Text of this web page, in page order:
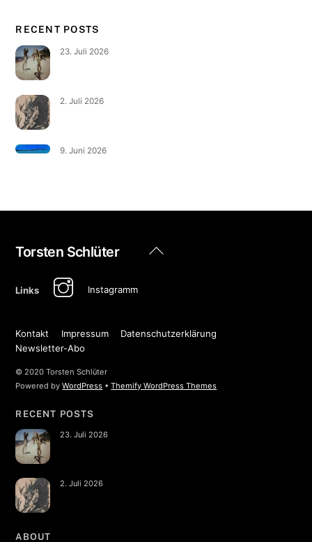
RECENT POSTS
23. Juli 2026
2. Juli 2026
9. Juni 2026
Back
Torsten Schlüter
Links Instagramm
Kontakt Impressum
Datenschutzerklärung
Newsletter-Abo
© 2020 Torsten Schlüter
Powered byWordPress •Themify WordPress Themes
RECENT POSTS
23. Juli 2026
2. Juli 2026
ABOUT